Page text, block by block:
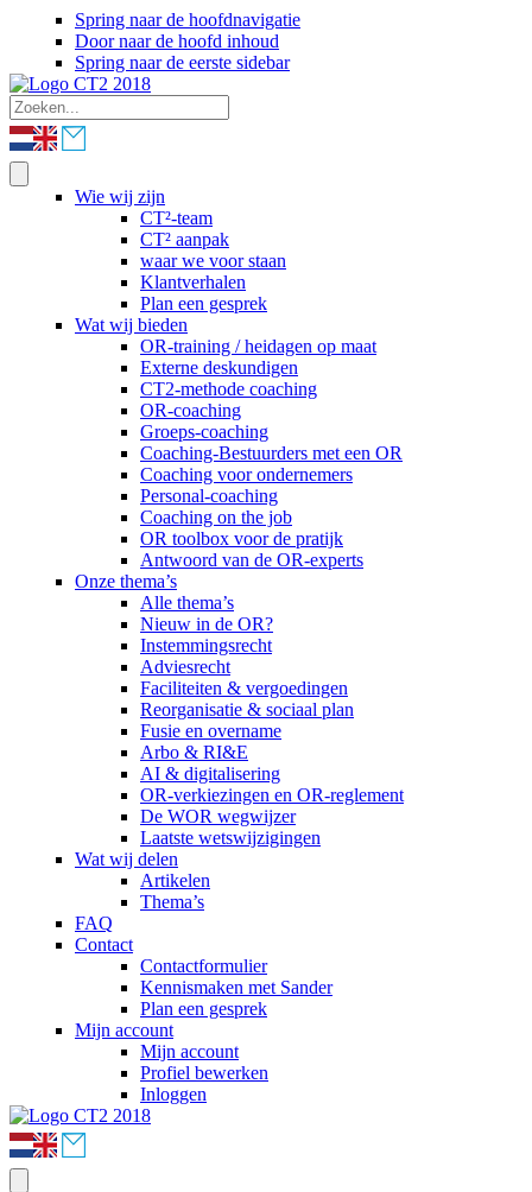
Spring naar de hoofdnavigatie
Door naar de hoofd inhoud
Spring naar de eerste sidebar
Wie wij zijn
CT²-team
CT² aanpak
waar we voor staan
Klantverhalen
Plan een gesprek
Wat wij bieden
OR-training / heidagen op maat
Externe deskundigen
CT2-methode coaching
OR-coaching
Groeps-coaching
Coaching-Bestuurders met een OR
Coaching voor ondernemers
Personal-coaching
Coaching on the job
OR toolbox voor de pratijk
Antwoord van de OR-experts
Onze thema’s
Alle thema’s
Nieuw in de OR?
Instemmingsrecht
Adviesrecht
Faciliteiten & vergoedingen
Reorganisatie & sociaal plan
Fusie en overname
Arbo & RI&E
AI & digitalisering
OR-verkiezingen en OR-reglement
De WOR wegwijzer
Laatste wetswijzigingen
Wat wij delen
Artikelen
Thema’s
FAQ
Contact
Contactformulier
Kennismaken met Sander
Plan een gesprek
Mijn account
Mijn account
Profiel bewerken
Inloggen